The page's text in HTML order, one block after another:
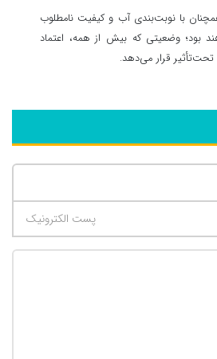
با نوبت‌بندی آب و کیفیت نامطلوب
بود؛ وضعیتی که بیش از همه، اعتماد
قرار می‌دهد.